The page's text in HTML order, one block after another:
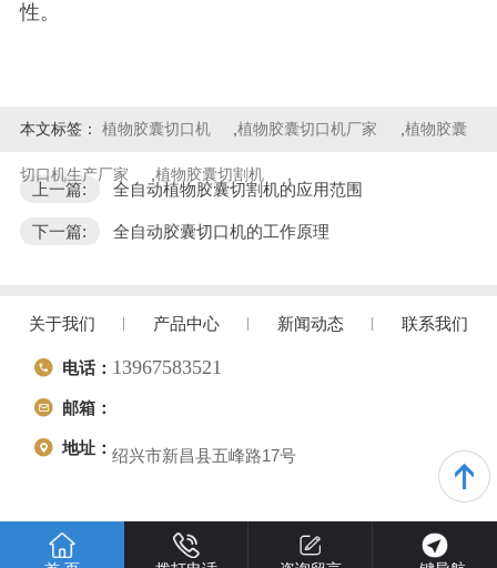
性。
本文标签： 植物胶囊切口机 ,植物胶囊切口机厂家 植物胶囊
切口机生产厂家 ,植物胶囊切割机
上一篇: 全自动植物胶囊切割机的应用范围
下一篇: 全自动胶囊切口机的工作原理
关于我们 产品中心 新闻动态 联系我们
电话： 13967583521
邮箱：
地址： 绍兴市新昌县五峰路17号